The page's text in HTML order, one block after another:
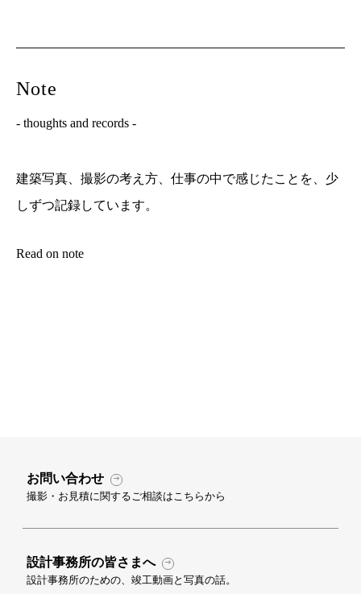
Note
- thoughts and records -
建築写真、撮影の考え方、仕事の中で感じたことを、少
しずつ記録しています。
Read on note
お問い合わせ
撮影・お見積に関するご相談はこちらから
設計事務所の皆さまへ
設計事務所のための、竣工動画と写真の話。